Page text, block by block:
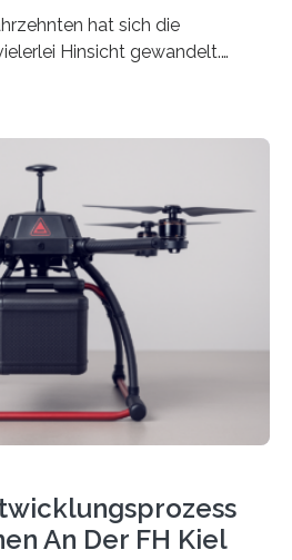
hat sich die
Hinsicht gewandelt.
seiner Leichtigkeit und
betreffend Nachhaltigkeit
auf. Insbesondere die
ist sehr energieintensiv und
Emissionen, verglichen mit
Forschende des
Gießerei-, Composite- und
wollen…
An Der FH Kiel